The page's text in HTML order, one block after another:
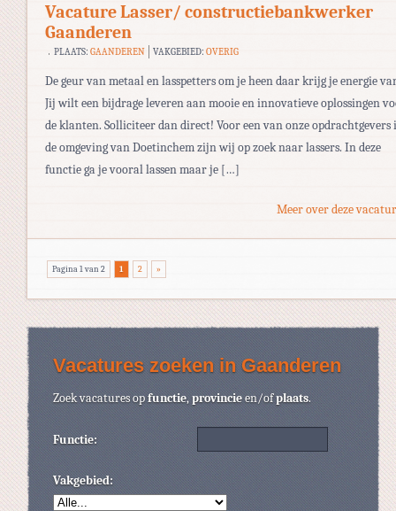
Vacature Lasser/ constructiebankwerker
Gaanderen
PLAATS: GAANDEREN VAKGEBIED:OVERIG
De geur van metaal en lasspetters om je heen daar krijg je energie
Jij wilt een bijdrage leveren aan mooie en innovatieve oplossingen
de klanten. Solliciteer dan direct! Voor een van onze opdrachtgevers
de omgeving van Doetinchem zijn wij op zoek naar lassers. In deze
functie ga je vooral lassen maar je […]
Meer over deze
Pagina 1 van 2 1 2 »
Vacatures zoeken in Gaanderen
Zoek vacatures opfunctie,provincieen/ofplaats.
Functie:
Vakgebied: